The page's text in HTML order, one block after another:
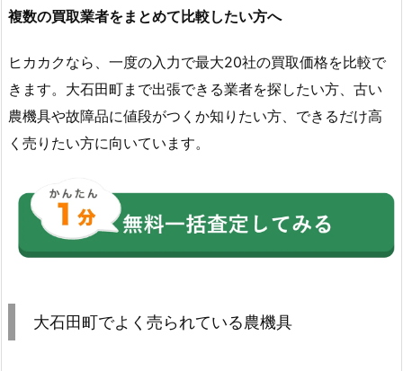
複数の買取業者をまとめて比較したい方へ
ヒカカクなら、一度の入力で最大20社の買取価格を比較で
きます。大石田町まで出張できる業者を探したい方、古い
農機具や故障品に値段がつくか知りたい方、できるだけ高
く売りたい方に向いています。
大石田町でよく売られている農機具